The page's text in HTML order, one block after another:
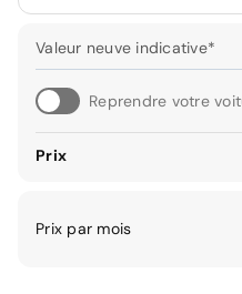
Valeur neuve indicative*
Reprendre votre
Prix
Prix par mois